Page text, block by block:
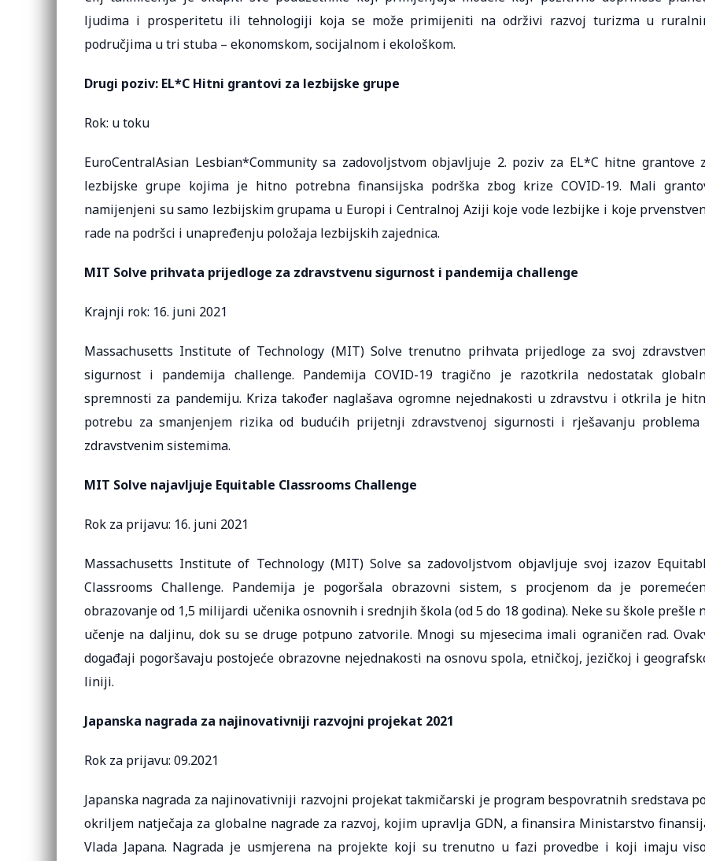
ljudima i prosperitetu ili tehnologiji koja se može primijeniti na održivi razvoj turizma u
područjima u tri stuba – ekonomskom, socijalnom i ekološkom.
Drugi poziv: EL*C Hitni grantovi za lezbijske grupe
Rok: u toku
EuroCentralAsian Lesbian*Community sa zadovoljstvom objavljuje 2. poziv za EL*C hitne grantove
lezbijske grupe kojima je hitno potrebna finansijska podrška zbog krize COVID-19. Mali
namijenjeni su samo lezbijskim grupama u Europi i Centralnoj Aziji koje vode lezbijke i koje
rade na podršci i unapređenju položaja lezbijskih zajednica.
MIT Solve prihvata prijedloge za zdravstvenu sigurnost i pandemija challenge
Krajnji rok: 16. juni 2021
Massachusetts Institute of Technology (MIT) Solve trenutno prihvata prijedloge za svoj
sigurnost i pandemija challenge. Pandemija COVID-19 tragično je razotkrila nedostatak
spremnosti za pandemiju. Kriza također naglašava ogromne nejednakosti u zdravstvu i otkrila je
potrebu za smanjenjem rizika od budućih prijetnji zdravstvenoj sigurnosti i rješavanju problema
zdravstvenim sistemima.
MIT Solve najavljuje Equitable Classrooms Challenge
Rok za prijavu: 16. juni 2021
Massachusetts Institute of Technology (MIT) Solve sa zadovoljstvom objavljuje svoj izazov
Classrooms Challenge. Pandemija je pogoršala obrazovni sistem, s procjenom da je
obrazovanje od 1,5 milijardi učenika osnovnih i srednjih škola (od 5 do 18 godina). Neke su škole prešle
učenje na daljinu, dok su se druge potpuno zatvorile. Mnogi su mjesecima imali ograničen rad.
događaji pogoršavaju postojeće obrazovne nejednakosti na osnovu spola, etničkoj, jezičkoj i
liniji.
Japanska nagrada za najinovativniji razvojni projekat 2021
Rok za prijavu: 09.2021
Japanska nagrada za najinovativniji razvojni projekat takmičarski je program bespovratnih sredstava
okriljem natječaja za globalne nagrade za razvoj, kojim upravlja GDN, a finansira Ministarstvo
Vlada Japana. Nagrada je usmjerena na projekte koji su trenutno u fazi provedbe i koji imaju